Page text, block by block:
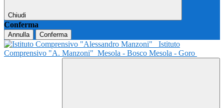
Chiudi
Conferma
Annulla Conferma
Istituto
Comprensivo "A. Manzoni" Mesola - Bosco Mesola - Goro